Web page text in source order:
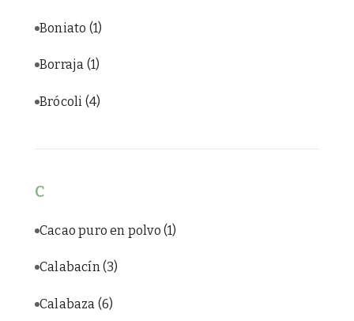
Boniato (1)
Borraja (1)
Brócoli (4)
C
Cacao puro en polvo (1)
Calabacín(3)
Calabaza (6)